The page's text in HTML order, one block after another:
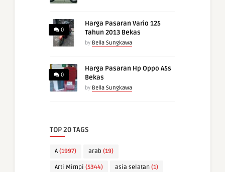
0
Harga Pasaran Vario 125
Tahun 2013 Bekas
by Bella Sungkawa
0
Harga Pasaran Hp Oppo A5s
Bekas
by Bella Sungkawa
TOP 20 TAGS
A (1997) arab (19)
Arti Mimpi (5344) asia selatan (1)